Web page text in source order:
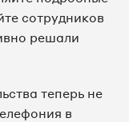
сотрудников
решали
теперь не
в